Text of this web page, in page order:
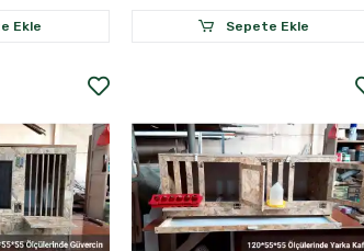
Ekle Sepete Ekle